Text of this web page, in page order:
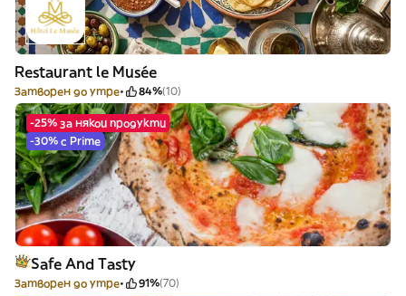
Restaurant le Musée
Затворен до утре 84%(10)
-25% за някои продукти
-30% с Prime
Safe And Tasty
Затворен до утре 91%(70)